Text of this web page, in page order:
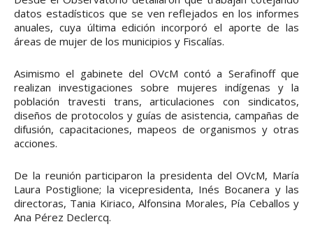
datos estadísticos que se ven reflejados en los informes
anuales, cuya última edición incorporó el aporte de las
áreas de mujer de los municipios y Fiscalías.
Asimismo el gabinete del OVcM contó a Serafinoff que
realizan investigaciones sobre mujeres indígenas y la
población travesti trans, articulaciones con sindicatos,
diseños de protocolos y guías de asistencia, campañas de
difusión, capacitaciones, mapeos de organismos y otras
acciones.
De la reunión participaron la presidenta del OVcM, María
Laura Postiglione; la vicepresidenta, Inés Bocanera y las
directoras, Tania Kiriaco, Alfonsina Morales, Pía Ceballos y
Ana Pérez Declercq.